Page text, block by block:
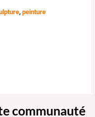
,peinture
communauté